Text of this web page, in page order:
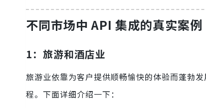
不同市场中 API 集成的真实案例
1：旅游和酒店业
旅游业依靠为客户提供顺畅愉快的体验而蓬勃
程。下面详细介绍一下：